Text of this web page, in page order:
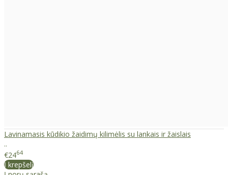
Lavinamasis kūdikio žaidimų kilimėlis su lankais ir žaislais
..
€2464
Į krepšelį